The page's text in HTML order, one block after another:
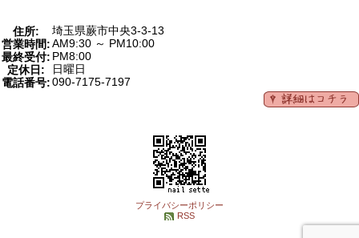
住所:
埼玉県蕨市中央3-3-13
営業時間:AM9:30 ～ PM10:00
最終受付: PM8:00
定休日:
日曜日
電話番号:090-7175-7197
プライバシーポリシー
RSS